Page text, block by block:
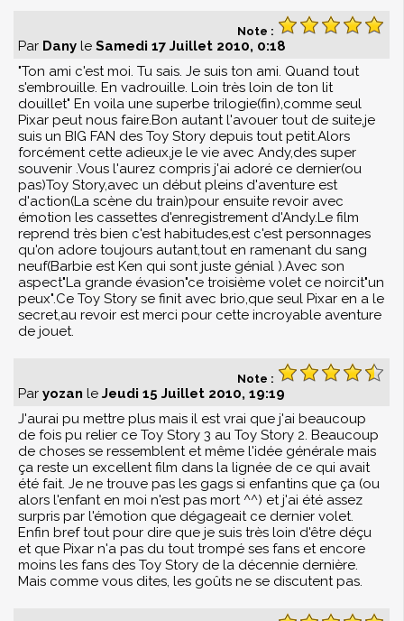
Note :
Par Dany le Samedi 17 Juillet 2010, 0:18
"Ton ami c'est moi. Tu sais. Je suis ton ami. Quand tout
s'embrouille. En vadrouille. Loin très loin de ton lit
douillet" En voila une superbe trilogie(fin),comme seul
Pixar peut nous faire.Bon autant l'avouer tout de suite,je
suis un BIG FAN des Toy Story depuis tout petit.Alors
forcément cette adieux,je le vie avec Andy,des super
souvenir .Vous l'aurez compris j'ai adoré ce dernier(ou
pas)Toy Story,avec un début pleins d'aventure est
d'action(La scène du train)pour ensuite revoir avec
émotion les cassettes d'enregistrement d'Andy.Le film
reprend très bien c'est habitudes,est c'est personnages
qu'on adore toujours autant,tout en ramenant du sang
neuf(Barbie est Ken qui sont juste génial ).Avec son
aspect"La grande évasion"ce troisième volet ce noircit"un
peux".Ce Toy Story se finit avec brio,que seul Pixar en a le
secret,au revoir est merci pour cette incroyable aventure
de jouet.
Note :
Par yozan le Jeudi 15 Juillet 2010, 19:19
J'aurai pu mettre plus mais il est vrai que j'ai beaucoup
de fois pu relier ce Toy Story 3 au Toy Story 2. Beaucoup
de choses se ressemblent et même l'idée générale mais
ça reste un excellent film dans la lignée de ce qui avait
été fait. Je ne trouve pas les gags si enfantins que ça (ou
alors l'enfant en moi n'est pas mort ^^) et j'ai été assez
surpris par l'émotion que dégageait ce dernier volet.
Enfin bref tout pour dire que je suis très loin d'être déçu
et que Pixar n'a pas du tout trompé ses fans et encore
moins les fans des Toy Story de la décennie dernière.
Mais comme vous dites, les goûts ne se discutent pas.